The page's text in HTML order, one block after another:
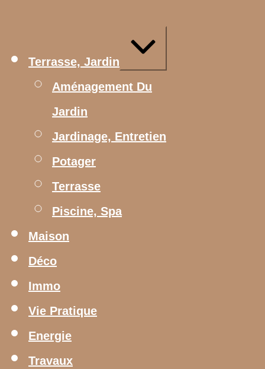
Terrasse, Jardin
Aménagement Du
Jardin
Jardinage, Entretien
Potager
Terrasse
Piscine, Spa
Maison
Déco
Immo
Vie Pratique
Energie
Travaux